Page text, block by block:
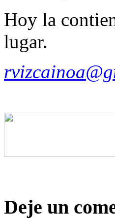
Hoy la
lugar.
Deje un